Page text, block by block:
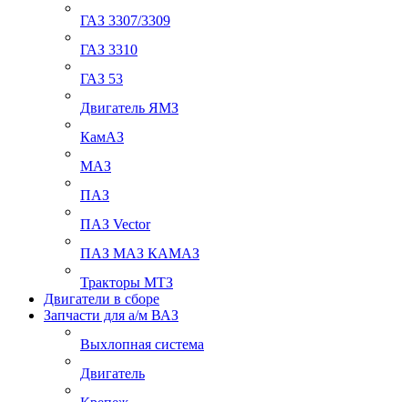
ГАЗ 3307/3309
ГАЗ 3310
ГАЗ 53
Двигатель ЯМЗ
КамАЗ
МАЗ
ПАЗ
ПАЗ Vector
ПАЗ МАЗ КАМАЗ
Тракторы МТЗ
Двигатели в сборе
Запчасти для а/м ВАЗ
Выхлопная система
Двигатель